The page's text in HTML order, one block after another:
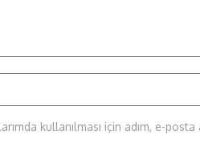
kullanılması için adım, e-